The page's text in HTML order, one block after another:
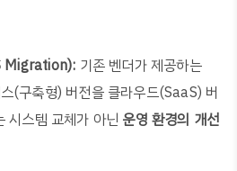
Migration): 기존 벤더가 제공하는
(구축형) 버전을 클라우드(SaaS) 버
시스템 교체가 아닌 운영 환경의 개선